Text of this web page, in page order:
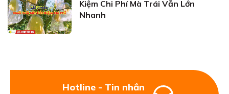
Kiệm Chi Phí Mà Trái Vẫn Lớn
Nhanh
Hotline - Tin nhắn